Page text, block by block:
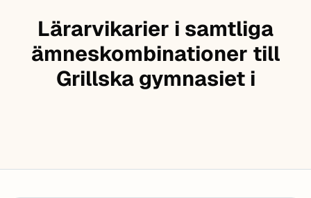
Lärarvikarier i samtliga
ämneskombinationer till
Grillska gymnasiet i